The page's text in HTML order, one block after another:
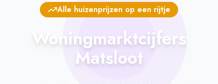
Alle huizenprijzen op een rijtje
Woningmarktcijfers
Matsloot